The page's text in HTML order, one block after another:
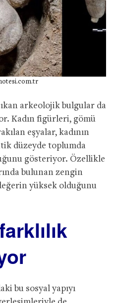
arkeolojik bulgular da
Kadın figürleri, gömü
eşyalar, kadının
düzeyde toplumda
gösteriyor. Özellikle
bulunan zengin
yüksek olduğunu
bu sosyal yapıyı